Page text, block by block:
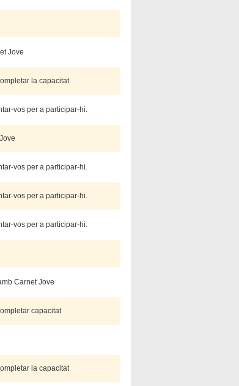
Jove
la capacitat
vos per a participar-hi.
vos per a participar-hi.
vos per a participar-hi.
vos per a participar-hi.
Carnet Jove
capacitat
la capacitat